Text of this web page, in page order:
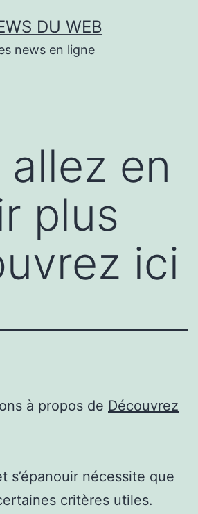
DU WEB
news en ligne
allez en
plus
ici
à propos de Découvrez
s’épanouir nécessite que
critères utiles.